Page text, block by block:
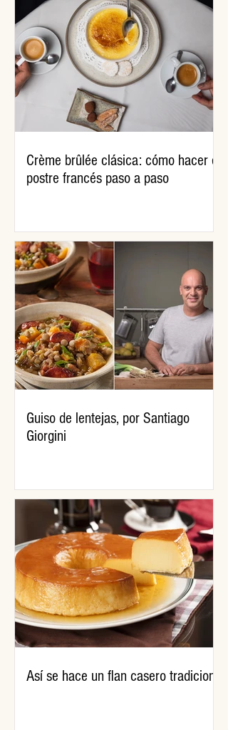
Crème brûlée clásica: cómo hacer el
postre francés paso a paso
Guiso de lentejas, por Santiago
Giorgini
Así se hace un flan casero tradicional